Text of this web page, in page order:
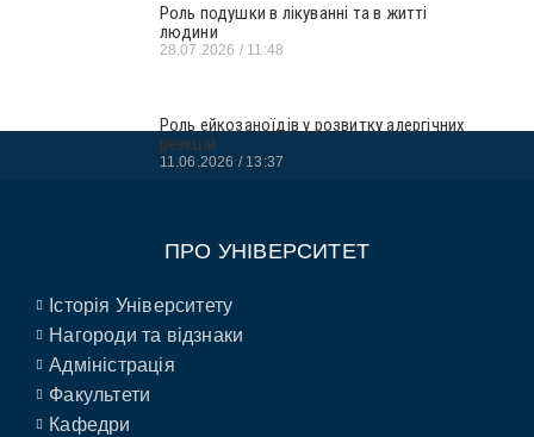
Роль подушки в лікуванні та в житті
людини
28.07.2026 11:48
Роль ейкозаноїдів у розвитку алергічних
реакцій
11.06.2026 13:37
ПРО УНІВЕРСИТЕТ
Історія Університету
Нагороди та відзнаки
Адміністрація
Факультети
Кафедри